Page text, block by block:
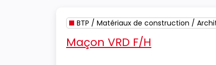
BTP / Matériaux de construction /
Maçon VRD F/H